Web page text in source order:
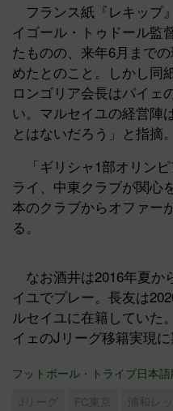
フランス紙『レキップ
イゴール・トゥドール監
たものの、来年6月まで
めたとのこと。しかし同
ロンゴリア会長はパイェ
い。マルセイユの経営陣
とはないだろう」と指摘。
「ギリシャ1部オリン
ライ、中東クラブが関心
本のクラブからオファー
る。
なお酒井は2016年夏か
イユでプレー。長友は
ルセイユに在籍していた
イェのJリーグ移籍実現に
フットボール・トライブ日本
Jリーグ FC東京 浦和レ